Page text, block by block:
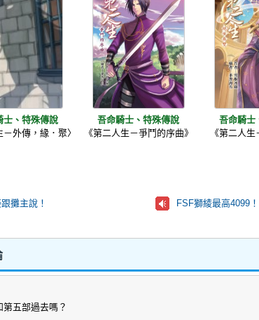
士、特殊傳說
－外傳，緣．聚〉
吾命騎士、特殊傳說
《第二人生－爭鬥的序曲》
吾命騎士
《第二人生
攤主說！ FSF獅綾最高4099
五部過去嗎？